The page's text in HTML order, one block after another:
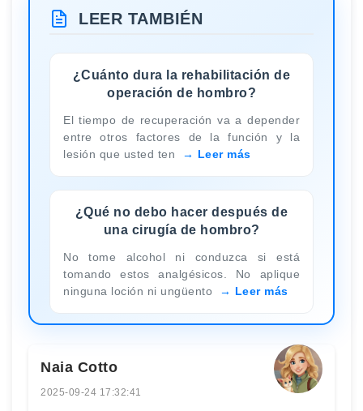
LEER TAMBIÉN
¿Cuánto dura la rehabilitación de
operación de hombro?
El tiempo de recuperación va a depender
entre otros factores de la función y la
lesión que usted ten
Leer más
¿Qué no debo hacer después de
una cirugía de hombro?
No tome alcohol ni conduzca si está
tomando estos analgésicos. No aplique
ninguna loción ni ungüento
Leer más
Naia Cotto
2025-09-24 17:32:41